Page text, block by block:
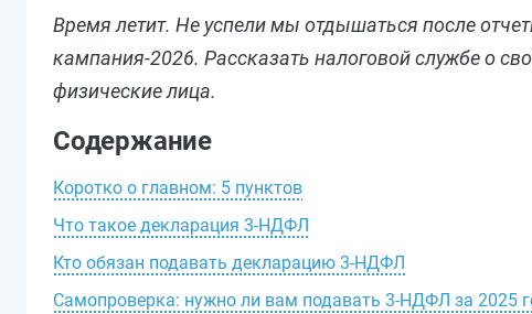
Время летит. Не успели мы отдышаться после
кампания-2026. Рассказать налоговой службе о
физические лица.
Содержание
Коротко о главном: 5 пунктов
Что такое декларация 3-НДФЛ
Кто обязан подавать декларацию 3-НДФЛ
Самопроверка: нужно ли вам подавать 3-НДФЛ за 2025